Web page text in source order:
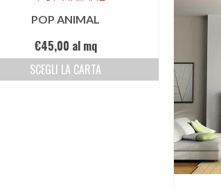
POP ANIMAL
€45,00 al mq
SCEGLI LA CARTA